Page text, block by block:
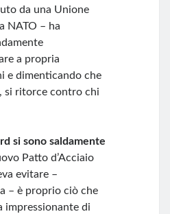
da una Unione
NATO – ha
a propria
e dimenticando che
si ritorce contro chi
si sono saldamente
Patto d’Acciaio
evitare –
– è proprio ciò che
impressionante di